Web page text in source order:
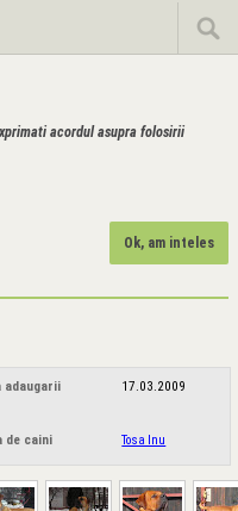
acordul asupra folosirii
Ok, am inteles
adaugarii 17.03.2009
de caini Tosa Inu